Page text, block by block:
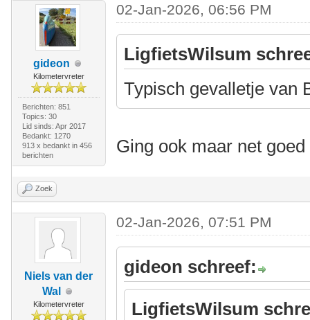
gideon
Kilometervreter
Berichten: 851
Topics: 30
Lid sinds: Apr 2017
Bedankt: 1270
913 x bedankt in 456
berichten
02-Jan-2026, 06:56 PM
LigfietsWilsum
Typisch gevalletje
Ging ook maar net goed
Zoek
Niels van der
Wal
Kilometervreter
02-Jan-2026, 07:51 PM
gideon schreef:
LigfietsWilsum